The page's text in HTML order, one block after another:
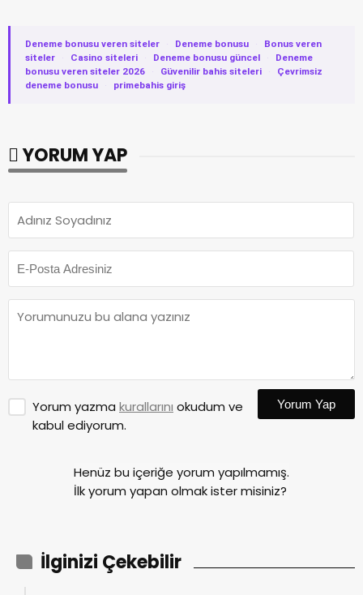
Deneme bonusu veren siteler · Deneme bonusu ·
Bonus veren
siteler
· Casino siteleri · Deneme bonusu güncel ·
Deneme
bonusu veren siteler 2026
· Güvenilir bahis siteleri ·
Çevrimsiz
deneme bonusu
· primebahis giriş
YORUM YAP
Yorum yazma kurallarını okudum ve
kabul ediyorum.
Yorum Yap
Henüz bu içeriğe yorum yapılmamış.
İlk yorum yapan olmak ister misiniz?
İlginizi Çekebilir